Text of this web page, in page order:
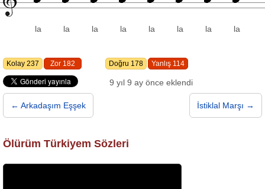
la la la la la la la la
Kolay 237 Zor 182 Doğru 178 Yanlış 114
9 yıl 9 ay önce eklendi
← Arkadaşım Eşşek İstiklal Marşı →
Ölürüm Türkiyem Sözleri